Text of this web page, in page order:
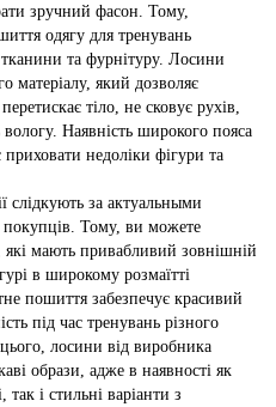
зручний фасон. Тому,
одягу для тренувань
та фурнітуру. Лосини
матеріалу, який дозволяє
тіло, не сковує рухів,
Наявність широкого пояса
недоліки фігури та
слідкують за актуальными
Тому, ви можете
які мають привабливий зовнішній
в широкому розмаїтті
пошиття забезпечує красивий
під час тренувань різного
лосини від виробника
образи, адже в наявності як
і стильні варіанти з